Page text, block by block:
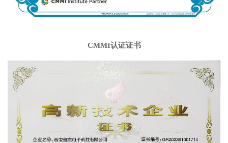
CMMI认证证书